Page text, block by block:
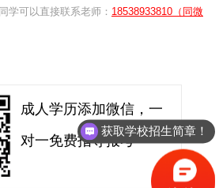
学可以直接联系老师： 18538933810（同微
成人学历添加微信，一
对一免费指导报考
获取学校招生简章！